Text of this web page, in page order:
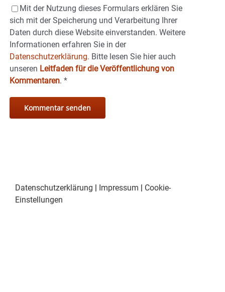
Mit der Nutzung dieses Formulars erklären Sie
sich mit der Speicherung und Verarbeitung Ihrer
Daten durch diese Website einverstanden. Weitere
Informationen erfahren Sie in der
Datenschutzerklärung. Bitte lesen Sie hier auch
unseren Leitfaden für die Veröffentlichung von
Kommentaren. *
Datenschutzerklärung Impressum
Cookie-
Einstellungen